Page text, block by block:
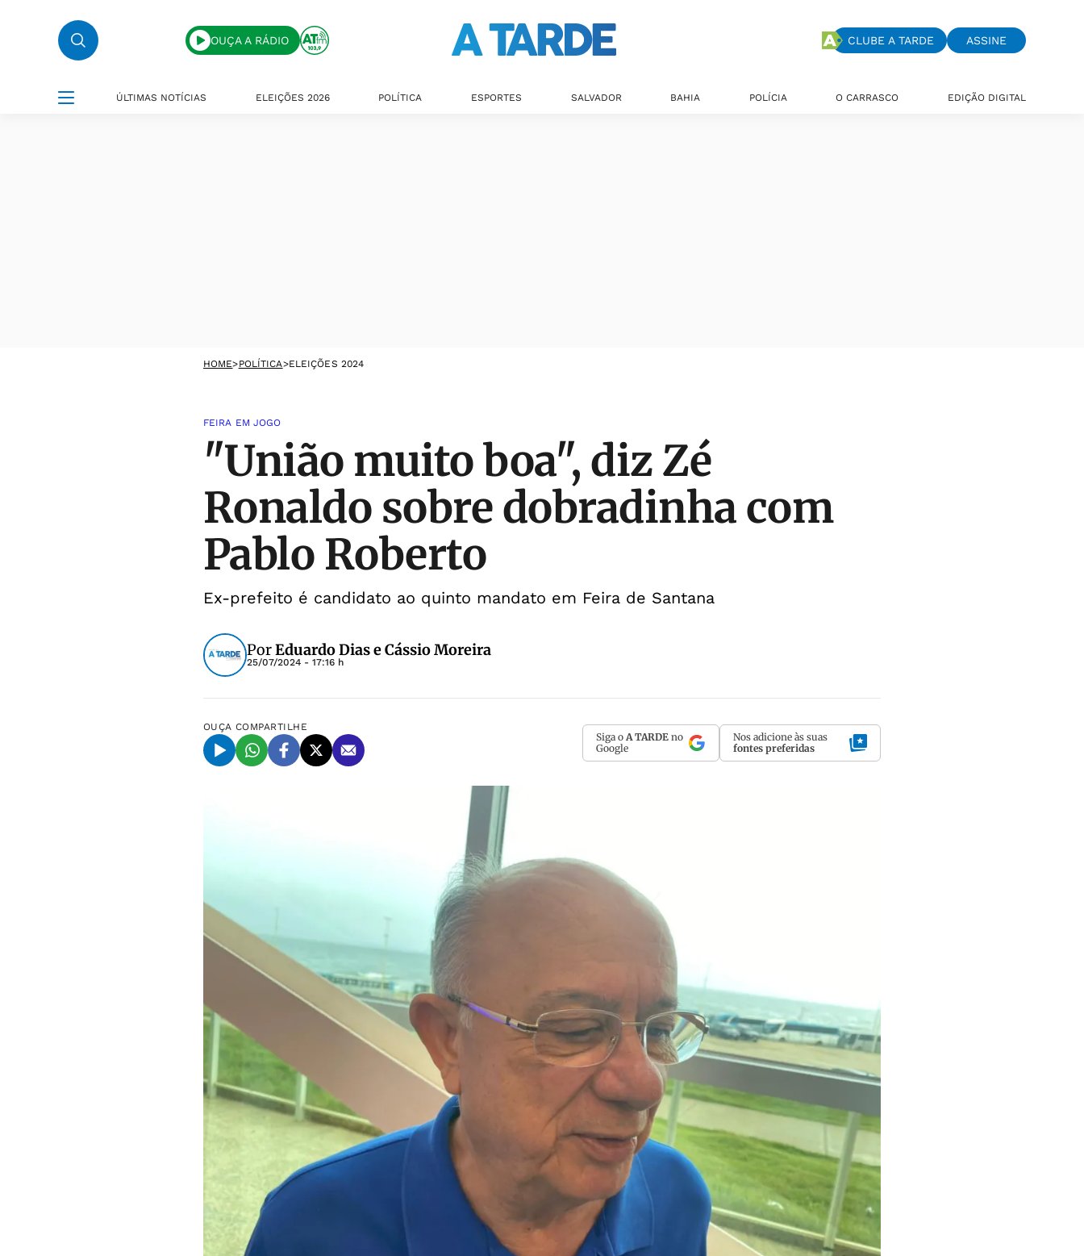
OUÇA A RÁDIO CLUBE A TARDE ASSINE
ÚLTIMAS NOTÍCIAS ELEIÇÕES 2026 POLÍTICA ESPORTES SALVADOR BAHIA POLÍCIA O CARRASCO EDIÇÃO DIGITAL
HOME>POLÍTICA>ELEIÇÕES 2024
FEIRA EM JOGO
"União muito boa", diz Zé
Ronaldo sobre dobradinha com
Pablo Roberto
Ex-prefeito é candidato ao quinto mandato em Feira de Santana
PorEduardo Dias e Cássio Moreira
25/07/2024 - 17:16 h
OUÇA COMPARTILHE
Siga o A TARDE no
Google
Nos adicione às suas
fontes preferidas